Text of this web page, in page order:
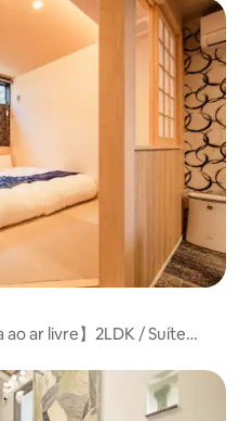
ao ar livre】2LDK / Suíte